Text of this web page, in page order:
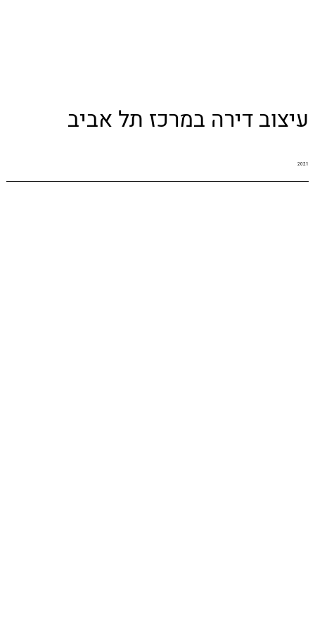
עיצוב דירה במרכז תל אביב
2021